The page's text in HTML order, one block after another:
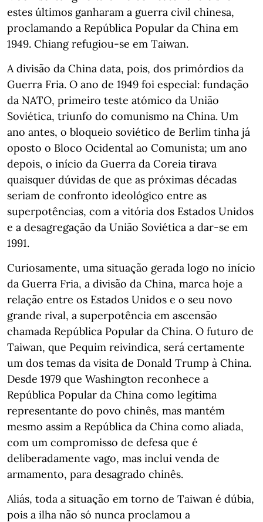
estes últimos ganharam a guerra civil chinesa,
proclamando a República Popular da China em
1949. Chiang refugiou-se em Taiwan.
A divisão da China data, pois, dos primórdios da
Guerra Fria. O ano de 1949 foi especial: fundação
da NATO, primeiro teste atómico da União
Soviética, triunfo do comunismo na China. Um
ano antes, o bloqueio soviético de Berlim tinha já
oposto o Bloco Ocidental ao Comunista; um ano
depois, o início da Guerra da Coreia tirava
quaisquer dúvidas de que as próximas décadas
seriam de confronto ideológico entre as
superpotências, com a vitória dos Estados Unidos
e a desagregação da União Soviética a dar-se em
1991.
Curiosamente, uma situação gerada logo no início
da Guerra Fria, a divisão da China, marca hoje a
relação entre os Estados Unidos e o seu novo
grande rival, a superpotência em ascensão
chamada República Popular da China. O futuro de
Taiwan, que Pequim reivindica, será certamente
um dos temas da visita de Donald Trump à China.
Desde 1979 que Washington reconhece a
República Popular da China como legítima
representante do povo chinês, mas mantém
mesmo assim a República da China como aliada,
com um compromisso de defesa que é
deliberadamente vago, mas inclui venda de
armamento, para desagrado chinês.
Aliás, toda a situação em torno de Taiwan é dúbia,
pois a ilha não só nunca proclamou a